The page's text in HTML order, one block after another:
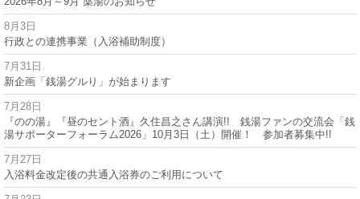
8月3日
行政との連携事業（入浴補助制度）
7月31日
新企画「銭湯グルり」が始まります
7月28日
『のの湯』『昼のセント酒』久住昌之さん講演!! 銭湯ファンの交流会「銭
湯サポーターフォーラム2026」10月3日（土）開催！ 参加者募集中!!
7月27日
入浴料金改定後の共通入浴券のご利用について